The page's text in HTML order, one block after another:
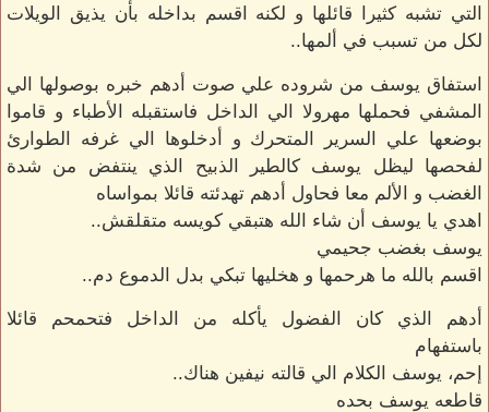
التي تشبه كثيرا قائلها و لكنه اقسم بداخله بأن يذيق الويلات
لكل من تسبب في ألمها..
استفاق يوسف من شروده علي صوت أدهم خبره بوصولها الي
المشفي فحملها مهرولا الي الداخل فاستقبله الأطباء و قاموا
بوضعها علي السرير المتحرك و أدخلوها الي غرفه الطوارئ
لفحصها ليظل يوسف كالطير الذبيح الذي ينتفض من شدة
الغضب و الألم معا فحاول أدهم تهدئته قائلا بمواساه
اهدي يا يوسف أن شاء الله هتبقي كويسه متقلقش..
يوسف بغضب جحيمي
اقسم بالله ما هرحمها و هخليها تبكي بدل الدموع دم..
أدهم الذي كان الفضول يأكله من الداخل فتحمحم قائلا
باستفهام
إحم، يوسف الكلام الي قالته نيفين هناك..
قاطعه يوسف بحده